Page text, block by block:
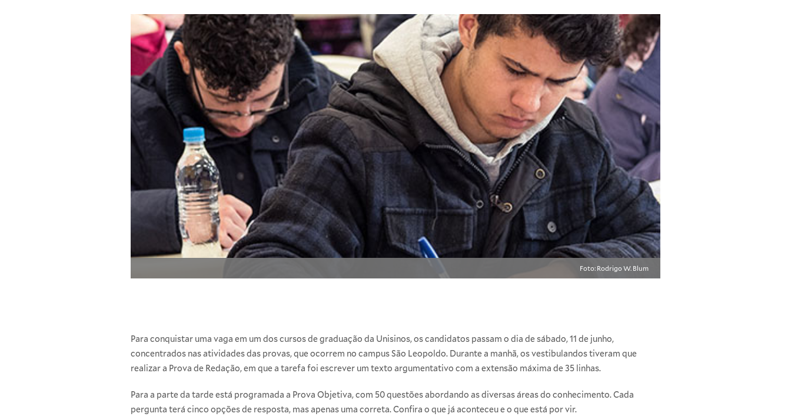
Foto: Rodrigo W. Blum
Para conquistar uma vaga em um dos cursos de graduação da Unisinos, os candidatos passam o dia de sábado, 11 de junho,
concentrados nas atividades das provas, que ocorrem no campus São Leopoldo. Durante a manhã, os vestibulandos tiveram que
realizar a Prova de Redação, em que a tarefa foi escrever um texto argumentativo com a extensão máxima de 35 linhas.
Para a parte da tarde está programada a Prova Objetiva, com 50 questões abordando as diversas áreas do conhecimento. Cada
pergunta terá cinco opções de resposta, mas apenas uma correta. Confira o que já aconteceu e o que está por vir.